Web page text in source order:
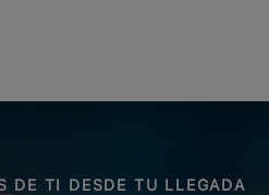
DE TI DESDE TU LLEGADA